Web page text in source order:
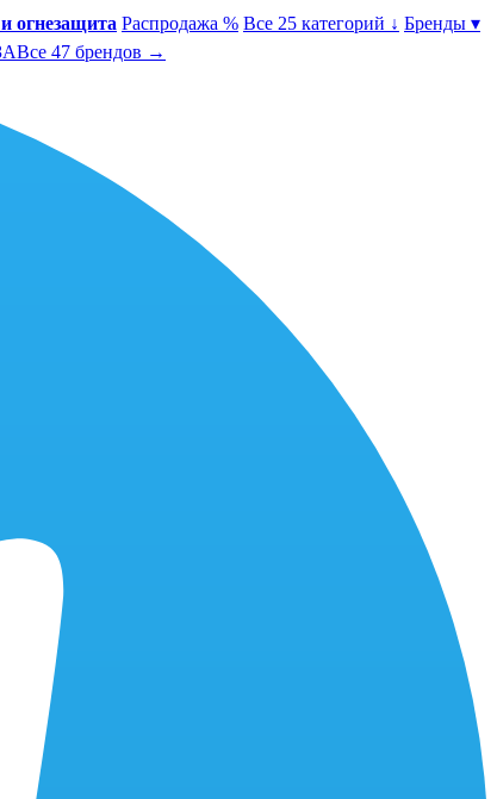
огнезащита Распродажа % Все 25 категорий ↓ Бренды ▾
Все 47 брендов →